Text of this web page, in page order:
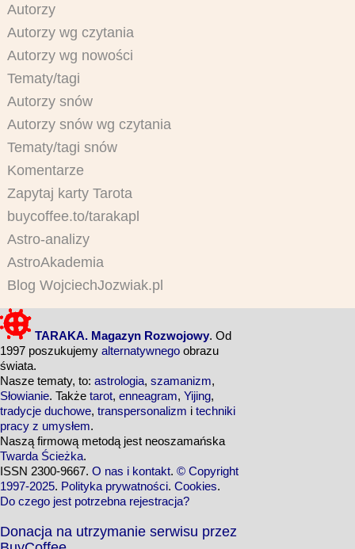
Autorzy
Autorzy wg czytania
Autorzy wg nowości
Tematy/tagi
Autorzy snów
Autorzy snów wg czytania
Tematy/tagi snów
Komentarze
Zapytaj karty Tarota
buycoffee.to/tarakapl
Astro-analizy
AstroAkademia
Blog WojciechJozwiak.pl
TARAKA. Magazyn Rozwojowy. Od
1997 poszukujemy alternatywnego obrazu
świata.
Nasze tematy, to: astrologia, szamanizm,
Słowianie. Także tarot, enneagram, Yijing,
tradycje duchowe, transpersonalizm i techniki
pracy z umysłem.
Naszą firmową metodą jest neoszamańska
Twarda Ścieżka.
ISSN 2300-9667. O nas i kontakt. © Copyright
1997-2025. Polityka prywatności. Cookies.
Do czego jest potrzebna rejestracja?
Donacja na utrzymanie serwisu przez